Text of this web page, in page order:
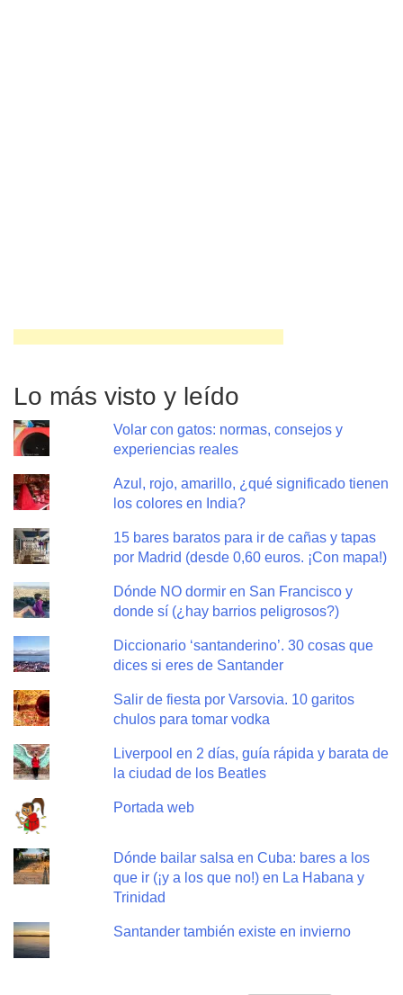
Lo más visto y leído
Volar con gatos: normas, consejos y
experiencias reales
Azul, rojo, amarillo, ¿qué significado tienen
los colores en India?
15 bares baratos para ir de cañas y tapas
por Madrid (desde 0,60 euros. ¡Con mapa!)
Dónde NO dormir en San Francisco y
donde sí (¿hay barrios peligrosos?)
Diccionario ‘santanderino’. 30 cosas que
dices si eres de Santander
Salir de fiesta por Varsovia. 10 garitos
chulos para tomar vodka
Liverpool en 2 días, guía rápida y barata de
la ciudad de los Beatles
Portada web
Dónde bailar salsa en Cuba: bares a los
que ir (¡y a los que no!) en La Habana y
Trinidad
Santander también existe en invierno